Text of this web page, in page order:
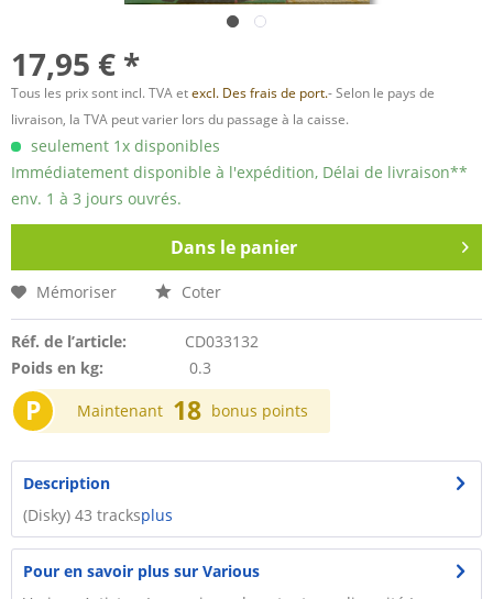
17,95 € *
Tous les prix sont incl. TVA etexcl. Des frais de port.- Selon le pays de
livraison, la TVA peut varier lors du passage à la caisse.
seulement 1x disponibles
Immédiatement disponible à l'expédition, Délai de livraison**
env. 1 à 3 jours ouvrés.
Dans le panier
Mémoriser Coter
Réf. de l’article:
CD033132
Poids en kg:
0.3
P Maintenant 18 bonus points
Description
(Disky) 43 tracksplus
Pour en savoir plus sur Various